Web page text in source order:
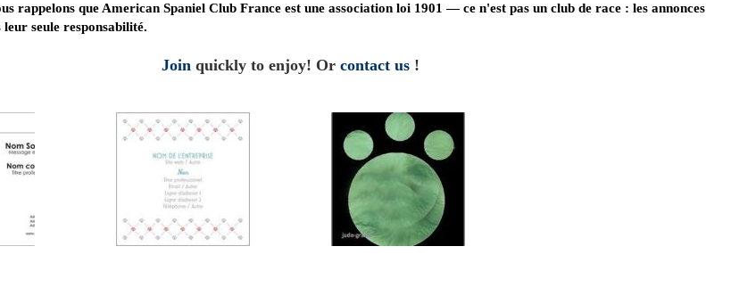
rappelons que American Spaniel Club France est une association loi 1901 — ce n'est pas un club de race : les annonces
leur seule responsabilité.
Joinquickly to enjoy! Or contact us !